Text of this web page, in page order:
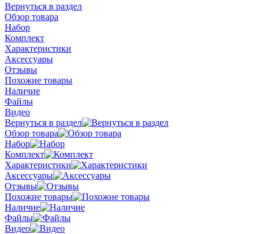
Вернуться в раздел
Обзор товара
Набор
Комплект
Характеристики
Аксессуары
Отзывы
Похожие товары
Наличие
Файлы
Видео
Вернуться в раздел
Обзор товара
Набор
Комплект
Характеристики
Аксессуары
Отзывы
Похожие товары
Наличие
Файлы
Видео